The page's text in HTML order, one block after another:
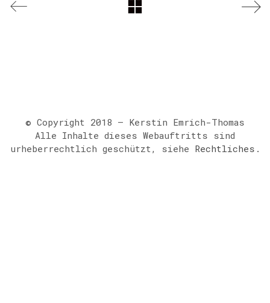
© Copyright 2018 – Kerstin Emrich-Thomas
Alle Inhalte dieses Webauftritts sind
urheberrechtlich geschützt, siehe Rechtliches .